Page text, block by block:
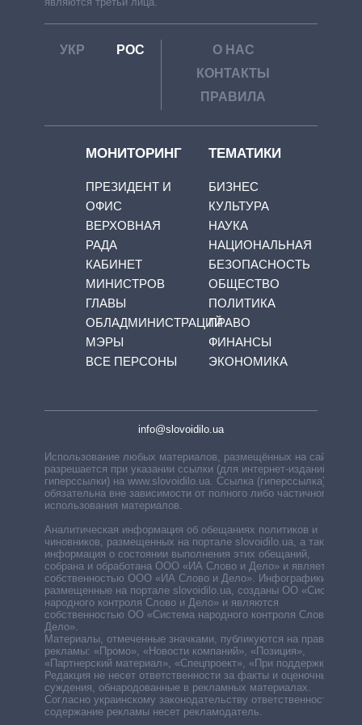
УКР РОС
О НАС
КОНТАКТЫ
ПРАВИЛА
МОНИТОРИНГ
ПРЕЗИДЕНТ И
ОФИС
ВЕРХОВНАЯ
РАДА
КАБИНЕТ
МИНИСТРОВ
ГЛАВЫ
ОБЛАДМИНИСТРАЦИЙ
МЭРЫ
ВСЕ ПЕРСОНЫ
ТЕМАТИКИ
БИЗНЕС
КУЛЬТУРА
НАУКА
НАЦИОНАЛЬНАЯ
БЕЗОПАСНОСТЬ
ОБЩЕСТВО
ПОЛИТИКА
ПРАВО
ФИНАНСЫ
ЭКОНОМИКА
info@slovoidilo.ua
Использование любых материалов, размещённых на сайте,
разрешается при указании ссылки (для интернет-изданий —
гиперссылки) на www.slovoidilo.ua. Ссылка (гиперссылка)
обязательна вне зависимости от полного либо частичного
использования материалов.
Аналитическая информация об обещаниях политиков и
чиновников, размещенных на портале slovoidilo.ua, а также
информация о состоянии выполнения этих обещаний,
собрана и обработана ООО «ИА Слово и Дело» и является
собственностью ООО «ИА Слово и Дело». Инфографики,
размещенные на портале slovoidilo.ua, созданы ОО «Система
народного контроля Слово и Дело» и являются
собственностью ОО «Система народного контроля Слово и
Дело».
Материалы, отмеченные значками, публикуются на правах
рекламы: «Промо», «Новости компаний», «Позиция»,
«Партнерский материал», «Спецпроект», «При поддержке».
Редакция не несет ответственности за факты и оценочные
суждения, обнародованные в рекламных материалах.
Согласно украинскому законодательству ответственность за
содержание рекламы несет рекламодатель.